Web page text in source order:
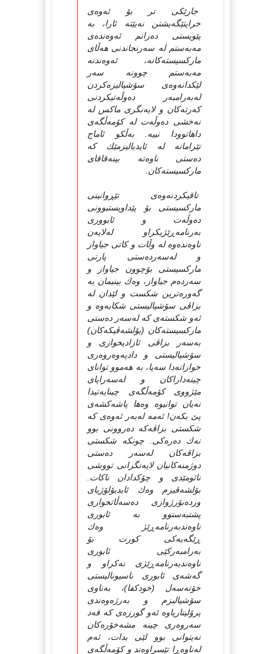
جارێکی تر بۆ ئه‌وه‌ی
خراپتێگه‌یشتن نه‌یێته‌ ئارا، به‌
پێویستی ده‌زانم ئه‌وه‌نده‌ی
مه‌به‌ستم له‌ سه‌رنجاندنی هه‌ڵای
مارکسیسته‌کانه‌، ئه‌وه‌ندنه‌
مه‌به‌ستم چوونه‌ سه‌ر
لێکدانه‌وه‌ی سۆشیالیزه‌کردن
له‌به‌رامبه‌ر ده‌وڵه‌تیکردنی
که‌رته‌کان و لایه‌نگری ماکس له‌
نه‌خشی ده‌وڵه‌ت له‌ کۆمه‌ڵگه‌ی
داهاتوودا نییه‌. به‌ڵکو ئاماج
تێرامانه‌ له‌ ئایدیالیزمێك که‌
ده‌ستی ناوه‌ته‌ بینه‌قاقای
مارکسیسته‌کان.
تاقیکردنه‌وه‌ی تێڕوانینی
مارکسیستی بۆ پێداویستبوونی
ده‌وڵه‌ت و ئابووری
به‌رنامه‌ڕێژیکراو له‌لایه‌ن
ناوه‌نده‌وه‌ له‌ وڵات و کاتی جیاواز
و له‌سه‌رده‌ستی پارتی
مارکسیستی بۆچوون جیاواز و
سه‌رده‌م جیاواز، وه‌ك بینیمان به‌
گه‌وره‌ترین شکست و لێدان له‌
بزاڤی سۆشیالیستی شکایه‌وه‌ و
ئه‌و شکسته‌ی که‌ له‌سه‌ر ده‌ستی
مارکسیسته‌کان (بۆلشه‌ڤیکه‌کان)
به‌سه‌ر بزاڤی ئازادیخوازی و
سۆشیالیستی و دادپه‌وه‌روه‌ری
خوازانه‌دا سه‌پا، به‌ هه‌موو توانای
چینه‌داراکان و له‌سه‌راپای
مێژووی کۆمه‌ڵگه‌ی چینایه‌تیدا
نه‌یان توانیوه‌ وه‌ها پاشه‌کشه‌ی
پێ بکه‌ن! ئه‌مه‌ له‌به‌ر ئه‌وه‌ی که‌
شکستی بزاڤه‌که‌ ده‌روونی بوو
نه‌ك ده‌ره‌کی. چونکه‌ شکستی
بزاڤه‌کان له‌سه‌ر ده‌ستی
دوژمنه‌کانیان لایه‌نگرانی تووشی
نائومێدی و چۆکدادان ناکات.
بۆلشه‌ڤیزم وه‌ك ئایدیۆلۆژیای
ورده‌بۆرژوازی ده‌سه‌ڵاتخوازی
پشتبه‌ستوو به‌ ئابوری
ناوه‌ندبه‌رنامه‌ڕێژ وه‌ك
ڕێگه‌یه‌کی کورت بۆ
به‌رامبه‌رکێی ئابوری
ناوه‌ندبه‌رنامه‌ڕێژی نه‌کراو و
گه‌شه‌ی ئابوری ناسیونالیستی
خۆته‌سه‌ل (خودکفا)، به‌ناوی
سۆشیالیزم و به‌رژه‌وه‌ندی
پرۆلیتاریاوه‌ ئه‌و گورزه‌ی که‌ قه‌د
سه‌روه‌ری چینه‌ مشه‌خۆره‌کان
نه‌یتوانی بوو لێی بدات، ئه‌م
له‌ناوه‌ڕا تێسراوه‌ند و کۆمه‌ڵگه‌ی